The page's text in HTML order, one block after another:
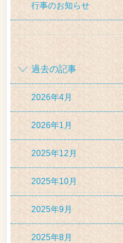
行事のお知らせ
過去の記事
2026年4月
2026年1月
2025年12月
2025年10月
2025年9月
2025年8月